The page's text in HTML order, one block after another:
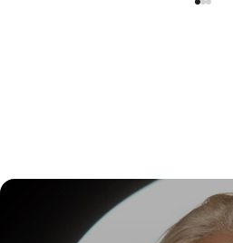
DR. FELIPE GASPARINI:
KNOWING WHEN TO